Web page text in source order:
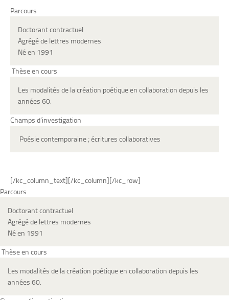
Parcours
Doctorant contractuel
Agrégé de lettres modernes
Né en 1991
Thèse en cours
Les modalités de la création poétique en collaboration depuis les
années 60.
Champs d’investigation
Poésie contemporaine ; écritures collaboratives
[/kc_column_text][/kc_column][/kc_row]
Parcours
Doctorant contractuel
Agrégé de lettres modernes
Né en 1991
Thèse en cours
Les modalités de la création poétique en collaboration depuis les
années 60.